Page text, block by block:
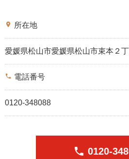
place 所在地
愛媛県松山市愛媛県松山市束本２
phone 電話番号
0120-348088
phone 0120-